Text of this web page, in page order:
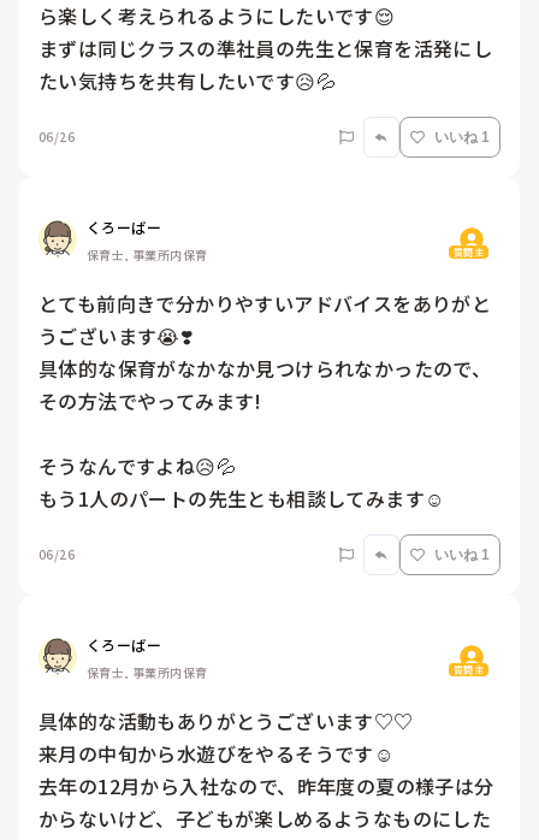
ら楽しく考えられるようにしたいです😌
まずは同じクラスの準社員の先生と保育を活発にし
たい気持ちを共有したいです😥💦
06/26 いいね 1
くろーばー
保育士, 事業所内保育 質問主
とても前向きで分かりやすいアドバイスをありがと
うございます😭❣️
具体的な保育がなかなか見つけられなかったので、
その方法でやってみます!
そうなんですよね😥💦
もう1人のパートの先生とも相談してみます☺️
06/26 いいね 1
くろーばー
保育士, 事業所内保育 質問主
具体的な活動もありがとうございます♡♡
来月の中旬から水遊びをやるそうです☺️
去年の12月から入社なので、昨年度の夏の様子は分
からないけど、子どもが楽しめるようなものにした